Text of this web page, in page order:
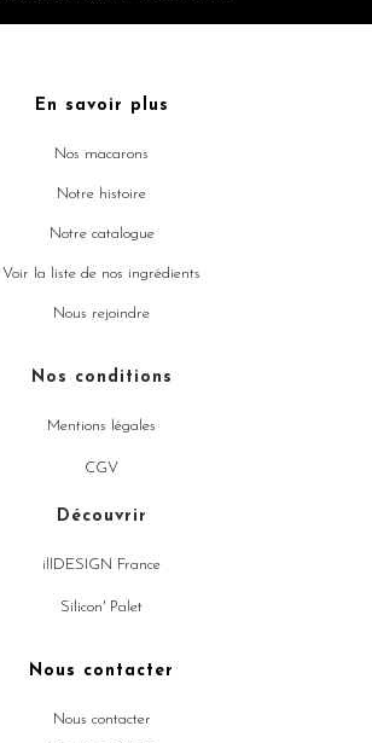
En savoir plus
Nos macarons
Notre histoire
Notre catalogue
Voir la liste de nos ingrédients
Nous rejoindre
Nos conditions
Mentions légales
CGV
Découvrir
illDESIGN France
Silicon' Palet
Nous contacter
Nous contacter